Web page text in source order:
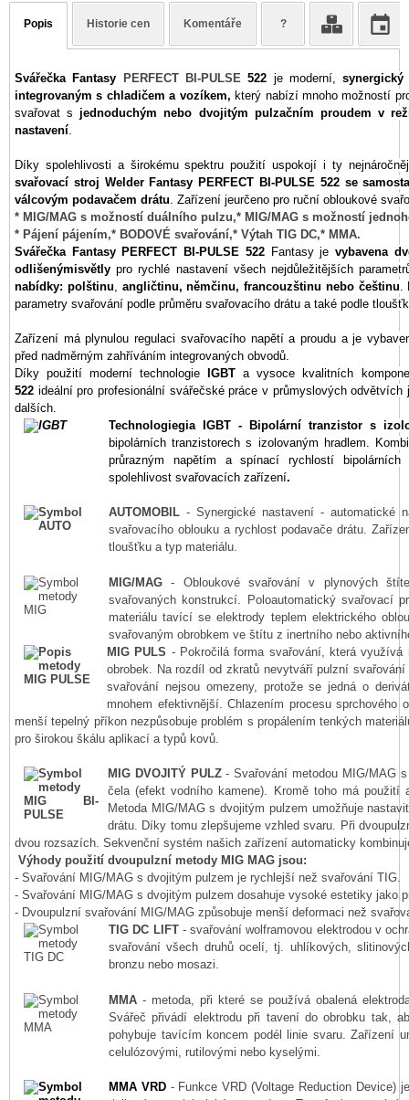
Popis Historie cen Komentáře ?
Svářečka Fantasy PERFECT BI-PULSE 522 je moderní,
integrovaným s chladičem a vozíkem, který nabízí mnoho možností
svařovat s jednoduchým nebo dvojitým pulzačním proudem v
nastavení
Díky spolehlivosti a širokému spektru použitíuspokojí i ty
svařovací stroj Welder Fantasy PERFECT BI-PULSE 522se
válcovým podavačem drátu . Zařízení jeurčeno pro ruční obloukové
* MIG/MAG s možností duálního pulzu,* MIG/MAG s možností
* Pájení pájením,* BODOVÉ svařování,* Výtah TIG DC,* MMA.
Svářečka Fantasy PERFECT BI-PULSE 522 Fantasy je vybavena
odlišenýmisvětly pro rychlé nastavení všech nejdůležitějších
nabídky: polštinu angličtinu, němčinu, francouzštinu nebo češtinu
parametry svařování podle průměru svařovacího drátu a také podle
Zařízení má plynulou regulaci svařovacího napětí a proudu a je
před nadměrným zahříváním integrovaných obvodů.
Díky použití moderní technologieIGBT a vysoce kvalitních
522 ideální pro profesionální svářečské práce v průmyslových
dalších.
Technologiegia IGBT - Bipolární tranzistor s
bipolárních tranzistorech s izolovaným hradlem.
průrazným napětím a spínací rychlostí
spolehlivost svařovacích zařízení.
AUTOMOBIL - Synergické nastavení - automatické
svařovacího oblouku a rychlost podavače drátu.
tloušťku a typ materiálu.
MIG/MAG - Obloukové svařování v plynových
svařovaných konstrukcí. Poloautomatický svařovací
materiálu tavící se elektrody teplem elektrického
svařovaným obrobkem ve štítu z inertního nebo
MIG PULS - Pokročilá forma svařování, která využívá
obrobek. Na rozdíl od zkratů nevytváří pulzní
svařování nejsou omezeny, protože se jedná o
mnohem efektivnější. Chlazením procesu
menší tepelný příkon nezpůsobuje problém s propálením tenkých
pro širokou škálu aplikací a typů kovů.
MIG DVOJITÝ PULZ- Svařování metodou MIG/MAG
čela (efekt vodního kamene). Kromě toho má použití
Metoda MIG/MAG s dvojitým pulzem umožňuje
drátu. Díky tomu zlepšujeme vzhled svaru. Při
dvou rozsazích. Sekvenční systém našich zařízení automaticky
Výhody použití dvoupulzní metody MIG MAG jsou:
- Svařování MIG/MAG s dvojitým pulzem je rychlejší než svařování TIG.
- Svařování MIG/MAG s dvojitým pulzem dosahuje vysoké estetiky jako
- Dvoupulzní svařování MIG/MAG způsobuje menší deformaci než
TIG DC LIFT- svařování wolframovou elektrodou v
svařování všech druhů ocelí, tj. uhlíkových,
bronzu nebo mosazi.
MMA - metoda, při které se používá obalená
Svářeč přivádí elektrodu při tavení do obrobku tak,
pohybuje tavícím koncem podél linie svaru. Zařízení
celulózovými, rutilovými nebo kyselými.
MMA VRD - Funkce VRD (Voltage Reduction Device)